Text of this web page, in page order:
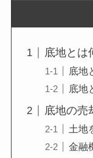
底地とは
底地
底地
底地の売
土地
金融